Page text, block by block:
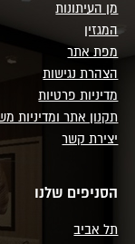
מן העיתונות
המגזין
מפת אתר
הצהרת נגישות
מדיניות פרטיות
תקנון אתר ומדיניות
יצירת קשר
הסניפים שלנו
תל אביב